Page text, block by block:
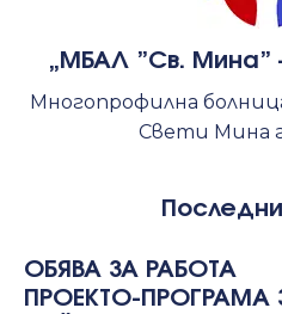
„МБАЛ ”Св. Мина”
Многопрофилна
Свети Мина
ОБЯВА ЗА РАБОТА
ПРОЕКТО-ПРОГРАМА